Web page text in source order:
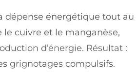
dépense énergétique tout au
le cuivre et le manganèse,
d’énergie. Résultat :
grignotages compulsifs.